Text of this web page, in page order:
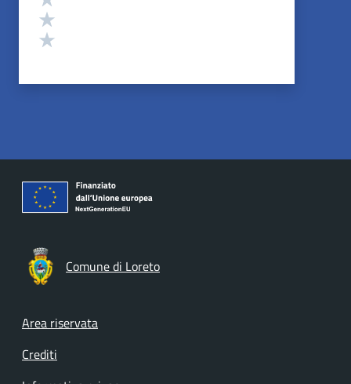
Comune di Loreto
Footer menu
Area riservata
Crediti